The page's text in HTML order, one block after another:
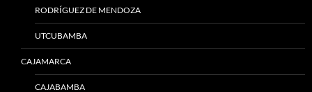
RODRÍGUEZ DE MENDOZA
UTCUBAMBA
CAJAMARCA
CAJABAMBA